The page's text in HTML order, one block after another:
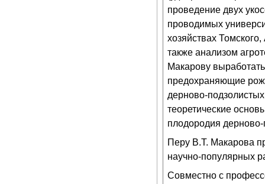
проведение двух
проводимых
хозяйствах
также анализом
Макарову
предохраняющие
дерново-
теоретические
плодородия
Перу В.Т. Макарова
научно-популярных
Совместно с